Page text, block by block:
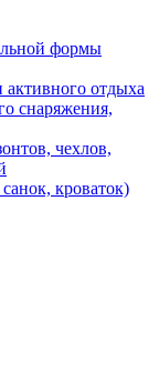
формы
отдыха
снаряжения,
чехлов,
кроваток)